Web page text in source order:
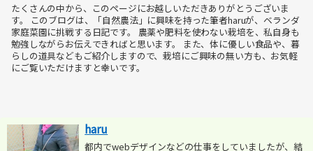
たくさんの中から、このページにお越しいただきありがとうございま
す。
このブログは、「自然農法」に興味を持った筆者haruが、ベランダ
家庭菜園に挑戦する日記です。
農薬や肥料を使わない栽培を、私自身も
勉強しながらお伝えできればと思います。
また、体に優しい食品や、暮
らしの道具などもご紹介しますので、栽培にご興味の無い方も、お気軽
にご覧いただけますと幸いです。
haru
都内でwebデザインなどの仕事をしていましたが、結